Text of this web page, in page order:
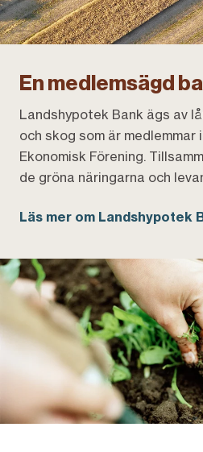
En medlemsägd
Landshypotek Bank ägs av
och skog som är medlemmar
Ekonomisk Förening.
de gröna näringarna och
Läs mer om Landshypotek